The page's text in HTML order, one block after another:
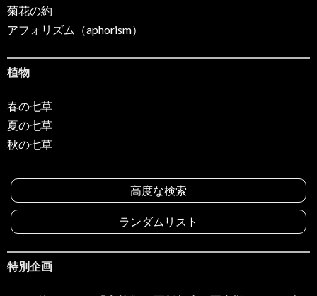
菊花の約
アフォリズム（aphorism）
植物
春の七草
夏の七草
秋の七草
高度な検索
ランダムリスト
特別企画